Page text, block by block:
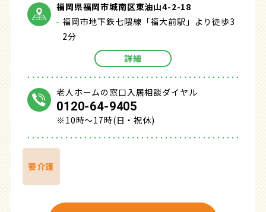
福岡県福岡市城南区東油山4-2-18
福岡市地下鉄七隈線「福大前駅」より徒歩3
2分
詳細
老人ホームの窓口入居相談ダイヤル
0120-64-9405
※10時～17時(日・祝休)
要介護